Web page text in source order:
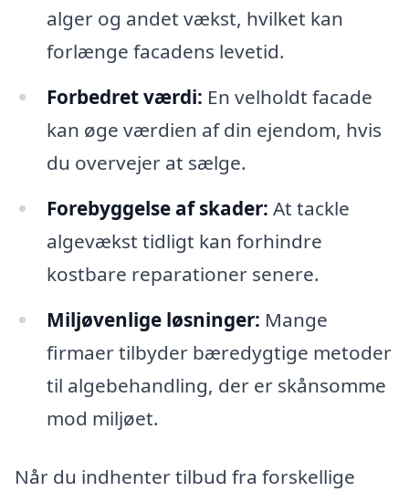
alger og andet vækst, hvilket kan
forlænge facadens levetid.
Forbedret værdi: En velholdt facade
kan øge værdien af din ejendom, hvis
du overvejer at sælge.
Forebyggelse af skader: At tackle
algevækst tidligt kan forhindre
kostbare reparationer senere.
Miljøvenlige løsninger: Mange
firmaer tilbyder bæredygtige metoder
til algebehandling, der er skånsomme
mod miljøet.
Når du indhenter tilbud fra forskellige